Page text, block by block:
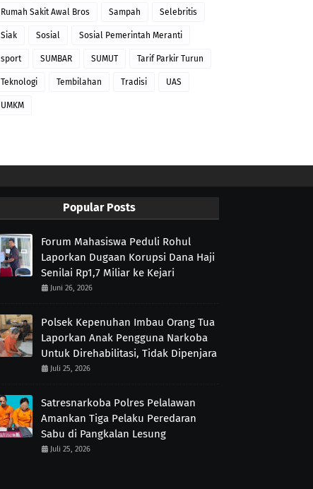
Rumah Sakit Awal Bros Sampah Selebritis
Siak Sosial Sosial Pemerintah Meranti
sport SUMBAR SUMUT Tarif Parkir Turun
Teknologi Tembilahan Tradisi UAS
UMKM
Popular Posts
Forum Mahasiswa Peduli Rohul
Laporkan Dugaan Korupsi Dana Haji
Senilai Rp1,7 Miliar ke Kejari
Juni 26, 2026
Polsek Kepenuhan Imbau Orang Tua
Laporkan Anak Pengguna Narkoba
Untuk Direhabilitasi, Tidak Dipenjara
Juli 25, 2026
Satresnarkoba Polres Pelalawan
Amankan Tiga Pelaku Peredaran
Sabu di Pangkalan Lesung
Juli 25, 2026